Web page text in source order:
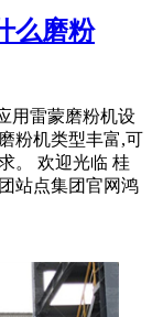
么磨粉
用雷蒙磨粉机设
粉机类型丰富,可
。 欢迎光临 桂
站点集团官网鸿